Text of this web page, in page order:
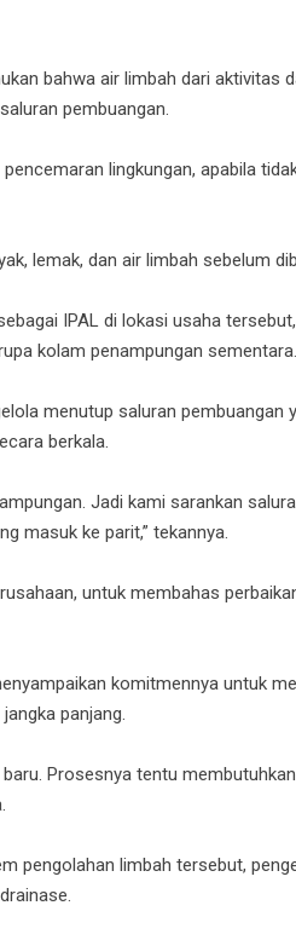
bahwa air limbah dari aktivitas
pembuangan.
lingkungan, apabila
lemak, dan air limbah sebelum
IPAL di lokasi usaha
kolam penampungan sementara.
menutup saluran pembuangan
berkala.
Jadi kami sarankan
masuk ke parit,” tekannya.
untuk membahas
komitmennya untuk
panjang.
Prosesnya tentu
pengolahan limbah tersebut,